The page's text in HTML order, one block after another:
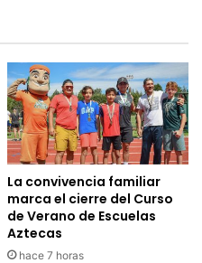
La convivencia familiar
marca el cierre del Curso
de Verano de Escuelas
Aztecas
hace 7 horas